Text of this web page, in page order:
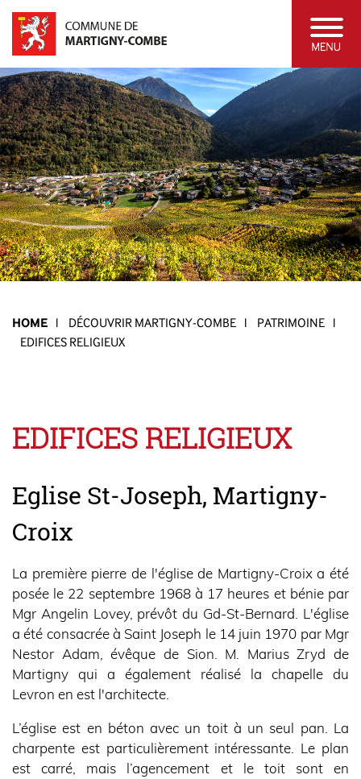
HOME l DÉCOUVRIR MARTIGNY-COMBE l PATRIMOINE l
EDIFICES RELIGIEUX
EDIFICES RELIGIEUX
Eglise St-Joseph, Martigny-
Croix
La première pierre de l'église de Martigny-Croix a été
posée le 22 septembre 1968 à 17 heures et bénie par
Mgr Angelin Lovey, prévôt du Gd-St-Bernard. L'église
a été consacrée à Saint Joseph le 14 juin 1970 par Mgr
Nestor Adam, évêque de Sion. M. Marius Zryd de
Martigny qui a également réalisé la chapelle du
Levron en est l'architecte.
L’église est en béton avec un toit à un seul pan. La
charpente est particulièrement intéressante. Le plan
est carré, mais l’agencement et le toit sont en